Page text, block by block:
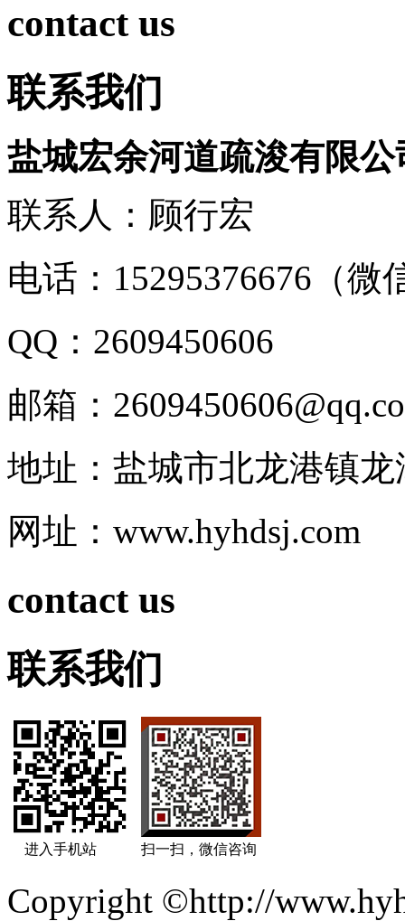
contact us
联系我们
盐城宏余河道疏浚有限公
联系人：顾行宏
电话：15295376676（微
QQ：2609450606
邮箱：
地址：盐城市北龙港镇龙
网址：www.hyhdsj.com
contact us
联系我们
进入手机站 扫一扫，微信咨询
Copyright ©http://